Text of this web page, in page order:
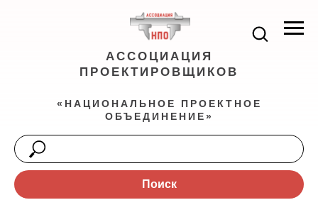
АССОЦИАЦИЯ
ПРОЕКТИРОВЩИКОВ
«НАЦИОНАЛЬНОЕ ПРОЕКТНОЕ
ОБЪЕДИНЕНИЕ»
Поиск